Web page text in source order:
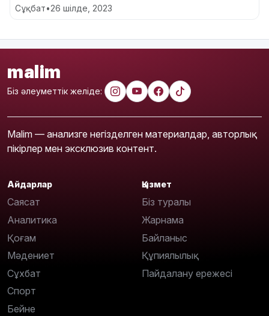
Сұқбат•26 шілде, 2023
malim
Біз әлеуметтік желіде:
Malim — анализге негізделген материалдар, авторлық
пікірлер мен эксклюзив контент.
Айдарлар
Саясат
Аналитика
Қоғам
Мәдениет
Сұхбат
Спорт
Бейне
Қызмет
Біз туралы
Жарнама
Байланыс
Құпиялылық
Пайдалану ережесі